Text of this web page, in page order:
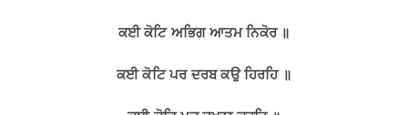
ਕਈ ਕੋਟਿ ਅਭਿਗ ਆਤਮ ਨਿਕੋਰ ॥
ਕਈ ਕੋਟਿ ਪਰ ਦਰਬ ਕਉ ਹਿਰਹਿ ॥